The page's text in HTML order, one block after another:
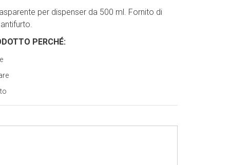
per dispenser da 500 ml. Fornito di
PERCHÉ: